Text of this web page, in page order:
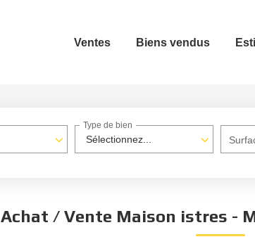
Ventes Biens vendus
Sélectionnez...
Type de bien
Achat / Vente Maison istres -